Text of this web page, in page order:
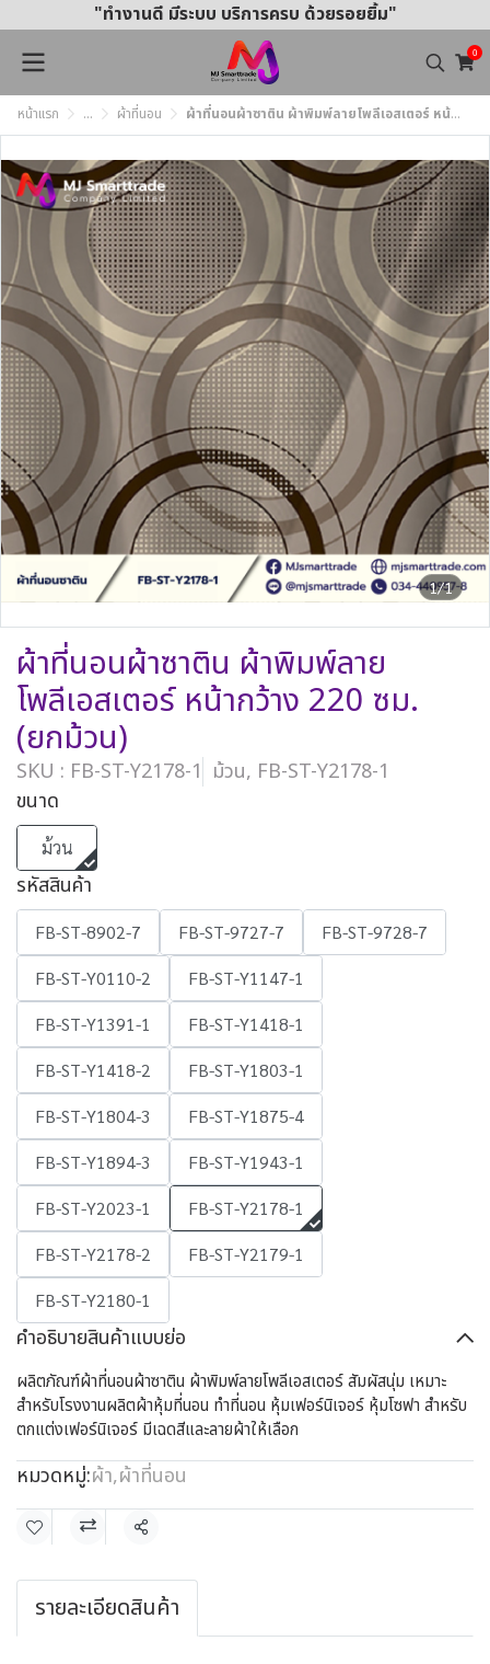
"ทำงานดี มีระบบ บริการครบ ด้วยรอยยิ้ม"
0
หน้าแรก ... ผ้าที่นอน ผ้าที่นอนผ้าซาติน ผ้าพิมพ์ลายโพลีเอสเตอร์ หน้ากว้าง 220 ซม. (ยกม้วน)
1/1
ผ้าที่นอนผ้าซาติน ผ้าพิมพ์ลาย
โพลีเอสเตอร์ หน้ากว้าง 220 ซม.
(ยกม้วน)
SKU : FB-ST-Y2178-1 ม้วน, FB-ST-Y2178-1
ขนาด
ม้วน
รหัสสินค้า
FB-ST-8902-7 FB-ST-9727-7
FB-ST-9728-7
FB-ST-Y0110-2
FB-ST-Y1147-1
FB-ST-Y1391-1
FB-ST-Y1418-1
FB-ST-Y1418-2
FB-ST-Y1803-1
FB-ST-Y1804-3
FB-ST-Y1875-4
FB-ST-Y1894-3
FB-ST-Y1943-1
FB-ST-Y2023-1
FB-ST-Y2178-1
FB-ST-Y2178-2
FB-ST-Y2179-1
FB-ST-Y2180-1
คำอธิบายสินค้าแบบย่อ
ผลิตภัณฑ์ผ้าที่นอนผ้าซาติน ผ้าพิมพ์ลายโพลีเอสเตอร์ สัมผัสนุ่ม เหมาะ
สำหรับโรงงานผลิตผ้าหุ้มที่นอน ทำที่นอน หุ้มเฟอร์นิเจอร์ หุ้มโซฟา สำหรับ
ตกแต่งเฟอร์นิเจอร์ มีเฉดสีและลายผ้าให้เลือก
หมวดหมู่:ผ้า,ผ้าที่นอน
แชร์
รายละเอียดสินค้า